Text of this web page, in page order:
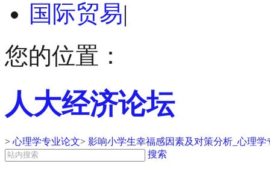
国际贸易|
您的位置：
人大经济论坛
> 心理学专业论文> 影响小学生幸福感因素及对策分析_心理学
搜索